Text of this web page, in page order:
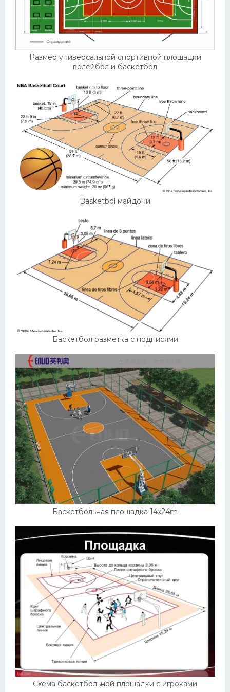
Размер универсальной спортивной площадки
волейбол и баскетбол
Basketbol майдони
Баскетбол разметка с подписями
Баскетбольная площадка 14x24m
Схема баскетбольной площадки с игроками